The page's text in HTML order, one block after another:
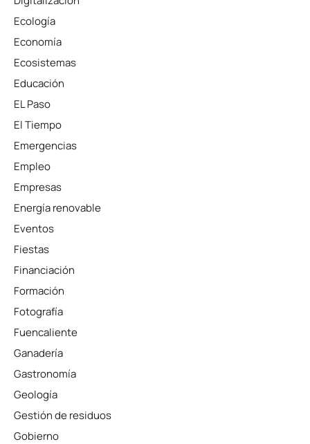
Ecología
Economía
Ecosistemas
Educación
EL Paso
El Tiempo
Emergencias
Empleo
Empresas
Energía renovable
Eventos
Fiestas
Financiación
Formación
Fotografía
Fuencaliente
Ganadería
Gastronomía
Geología
Gestión de residuos
Gobierno